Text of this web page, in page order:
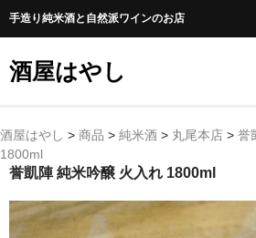
手造り純米酒と自然派ワインのお店
酒屋はやし
ホーム
商品カテゴリー
純 米 酒
酒屋はやし > 商品 > 純米酒 > 丸尾本店 > 誉
1800ml
誉凱陣 純米吟醸 火入れ 1800ml